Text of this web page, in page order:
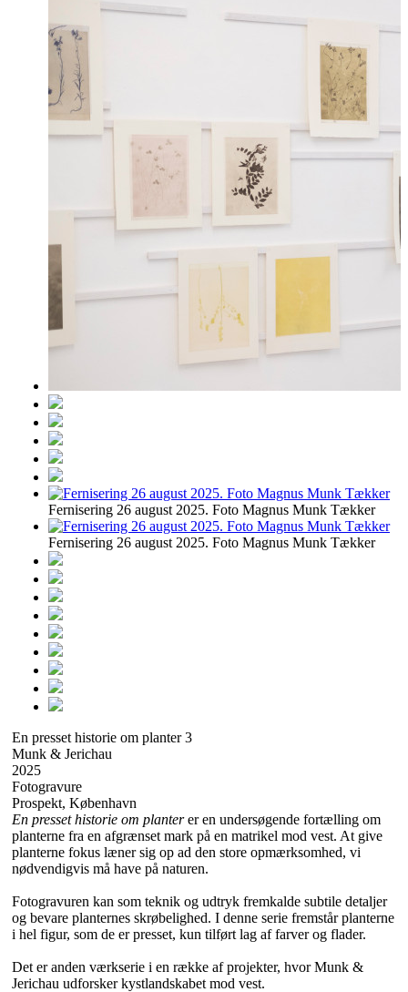
Fernisering 26 august 2025. Foto Magnus Munk Tækker
Fernisering 26 august 2025. Foto Magnus Munk Tækker
En presset historie om planter 3
Munk & Jerichau
2025
Fotogravure
Prospekt, København
En presset historie om planterer en undersøgende fortælling om
planterne fra en afgrænset mark på en matrikel mod vest. At give
planterne fokus læner sig op ad den store opmærksomhed, vi
nødvendigvis må have på naturen.
Fotogravuren kan som teknik og udtryk fremkalde subtile detaljer
og bevare planternes skrøbelighed. I denne serie fremstår planterne
i hel figur, som de er presset, kun tilført lag af farver og flader.
Det er anden værkserie i en række af projekter, hvor Munk &
Jerichau udforsker kystlandskabet mod vest.